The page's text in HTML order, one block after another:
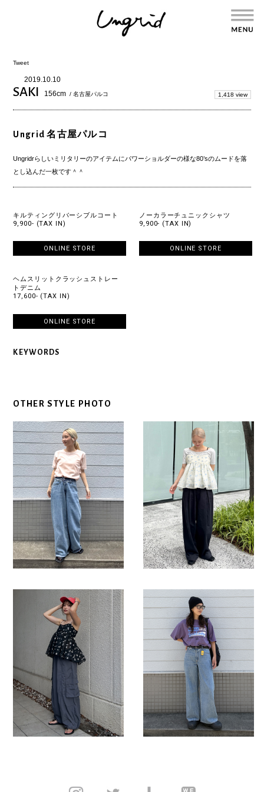
Tweet
2019.10.10
SAKI 156cm / 名古屋パルコ 1,418 view
Ungrid 名古屋パルコ
Ungridrらしいミリタリーのアイテムにパワーショルダーの様な80’sのムードを落
とし込んだ一枚です＾＾
キルティングリバーシブルコート
9,900- (TAX IN)
ONLINE STORE
ノーカラーチュニックシャツ
9,900- (TAX IN)
ONLINE STORE
ヘムスリットクラッシュストレー
トデニム
17,600- (TAX IN)
ONLINE STORE
KEYWORDS
OTHER STYLE PHOTO